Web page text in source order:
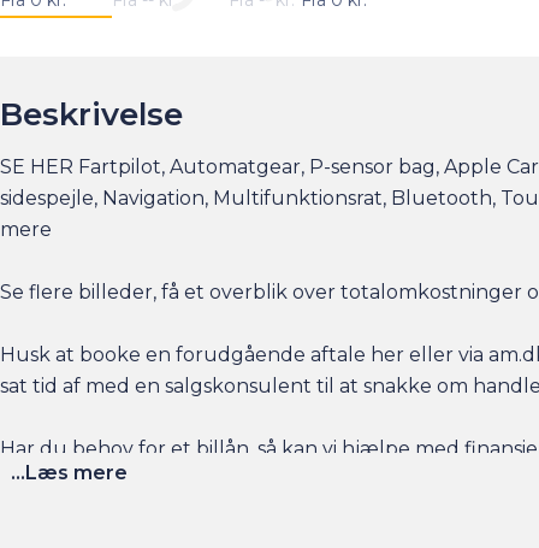
Beskrivelse
SE HER Fartpilot, Automatgear, P-sensor bag, Apple
sidespejle, Navigation, Multifunktionsrat, Bluetooth,
mere
Se flere billeder, få et overblik over totalomkostninger
Husk at booke en forudgående aftale her eller via
sat tid af med en salgskonsulent til at snakke om
Har du behov for et billån, så kan vi hjælpe med
naturligvis også gerne din nuværende bil i bytte, hvis
...Læs mere